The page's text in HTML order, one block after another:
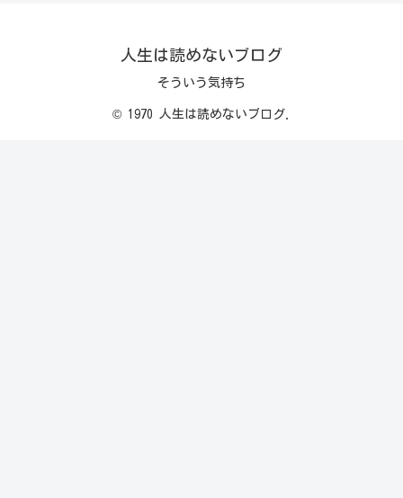
人生は読めないブログ
そういう気持ち
© 1970 人生は読めないブログ.